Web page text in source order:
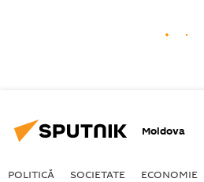
Moldova
POLITICĂ SOCIETATE ECONOMIE